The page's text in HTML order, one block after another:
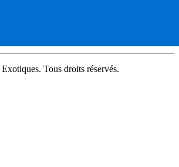
Tous droits réservés.